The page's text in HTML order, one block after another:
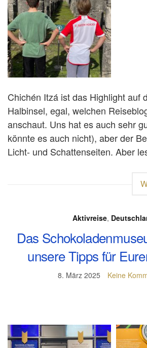
Chichén Itzá ist das Highlight auf
Halbinsel, egal, welchen
anschaut. Uns hat es auch sehr
könnte es auch nicht), aber der
Licht- und Schattenseiten. Aber
Aktivreise,
Das
unsere Tipps für
8. März 2025 Keine